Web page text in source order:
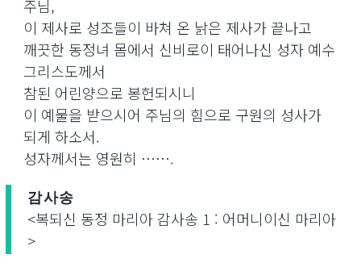
주님,
이 제사로 성조들이 바쳐 온 낡은 제사가 끝나고
깨끗한 동정녀 몸에서 신비로이 태어나신 성자 예수
그리스도께서
참된 어린양으로 봉헌되시니
이 예물을 받으시어 주님의 힘으로 구원의 성사가
되게 하소서.
성자께서는 영원히 …….
감사송
<복되신 동정 마리아 감사송 1 : 어머니이신 마리아
>